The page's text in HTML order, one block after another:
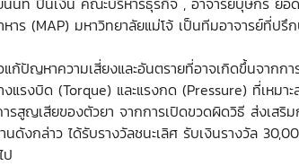
าร (MAP) มหาวิทยาลัยแม่โจ้ เป็นทีมอาจารย์ที่ปรึ
ญหาความเสี่ยงและอันตรายที่อาจเกิดขึ้นจากก
รงบิด (Torque) และแรงกด (Pressure) ที่เหม
รสูญเสียของตัวยา จากการเปิดขวดผิดวิธี ส่งเส
ดังกล่าว ได้รับรางวัลชนะเลิศ รับเงินรางวัล
ป